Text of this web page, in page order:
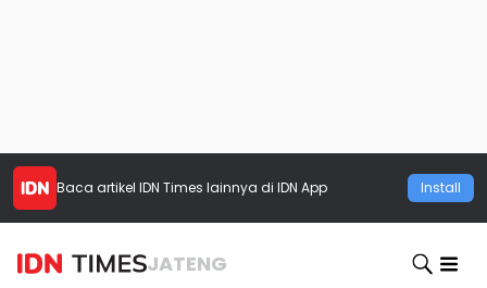
Baca artikel IDN Times lainnya di IDN App Install
JATENG